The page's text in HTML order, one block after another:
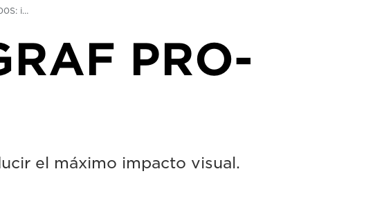
imagePROGRAF Pro 6100S: impresión de gran formato de precisión
PRO-
el máximo impacto visual.